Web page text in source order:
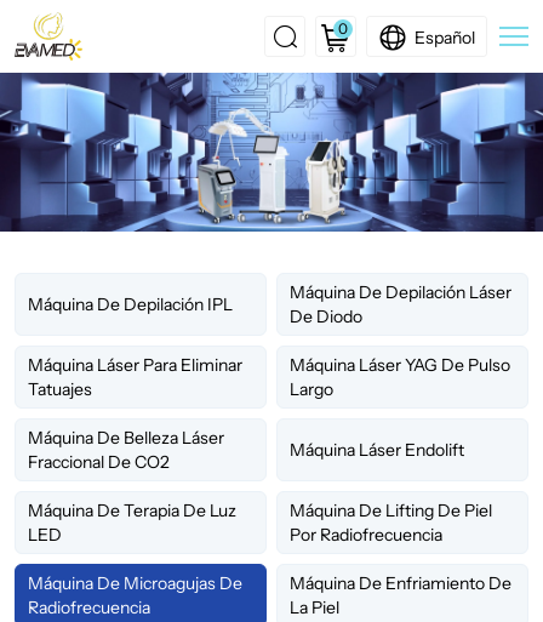
0 Español
RF
Microneedling
Machine
Máquina De Depilación IPL
Máquina De Depilación Láser
De Diodo
Máquina Láser Para Eliminar
Tatuajes
Máquina Láser YAG De Pulso
Largo
Máquina De Belleza Láser
Fraccional De CO2
Máquina Láser Endolift
Máquina De Terapia De Luz
LED
Máquina De Lifting De Piel
Por Radiofrecuencia
Máquina De Microagujas De
Radiofrecuencia
Máquina De Enfriamiento De
La Piel